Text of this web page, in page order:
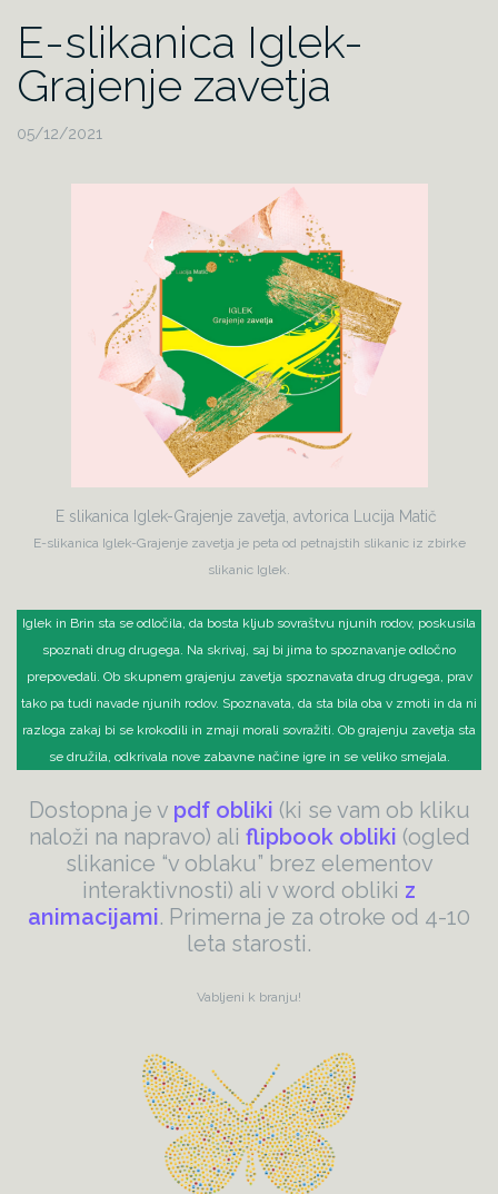
E-slikanica Iglek-
Grajenje zavetja
05/12/2021
E slikanica Iglek-Grajenje zavetja, avtorica Lucija Matič
E-slikanica Iglek-Grajenje zavetja je peta od petnajstih slikanic iz zbirke
slikanic Iglek.
Iglek in Brin sta se odločila, da bosta kljub sovraštvu njunih rodov, poskusila
spoznati drug drugega. Na skrivaj, saj bi jima to spoznavanje odločno
prepovedali. Ob skupnem grajenju zavetja spoznavata drug drugega, prav
tako pa tudi navade njunih rodov. Spoznavata, da sta bila oba v zmoti in da ni
razloga zakaj bi se krokodili in zmaji morali sovražiti. Ob grajenju zavetja sta
se družila, odkrivala nove zabavne načine igre in se veliko smejala.
Dostopna je v pdf obliki (ki se vam ob kliku
naloži na napravo) ali flipbook obliki (ogled
slikanice “v oblaku” brez elementov
interaktivnosti) ali v word obliki z
animacijami. Primerna je za otroke od 4-10
leta starosti.
Vabljeni k branju!